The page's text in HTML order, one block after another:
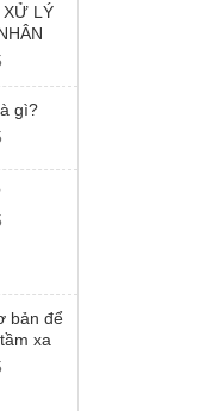
XỬ LÝ
gì?
bản để
xa